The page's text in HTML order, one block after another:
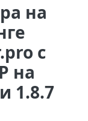
на
с
на
1.8.7